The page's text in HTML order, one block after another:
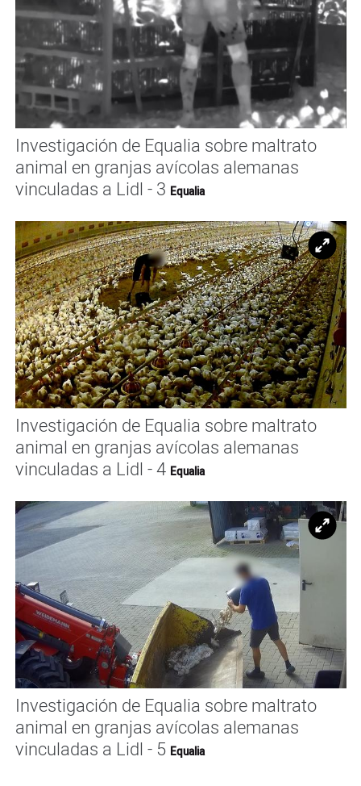
Investigación de Equalia sobre maltrato
animal en granjas avícolas alemanas
vinculadas a Lidl - 3 Equalia
Investigación de Equalia sobre maltrato
animal en granjas avícolas alemanas
vinculadas a Lidl - 4 Equalia
Investigación de Equalia sobre maltrato
animal en granjas avícolas alemanas
vinculadas a Lidl - 5 Equalia